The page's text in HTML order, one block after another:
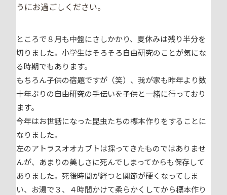
うにお過ごしください。
ところで８月も中盤にさしかかり、夏休みは残り半分を
切りました。小学生はそろそろ自由研究のことが気にな
る時期でもあります。
もちろん子供の宿題ですが（笑）、我が家も昨年より数
十年ぶりの自由研究の手伝いを子供と一緒に行っており
ます。
今年はお世話になった昆虫たちの標本作りをすることに
なりました。
左のアトラスオオカブトは採ってきたものではありませ
んが、あまりの美しさに死んでしまってからも保存して
ありました。死後時間が経つと関節が硬くなってしま
い、お湯で３、４時間かけて柔らかくしてから標本作り